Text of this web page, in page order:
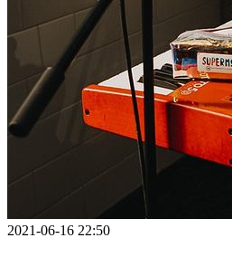
2021-06-16 22:50